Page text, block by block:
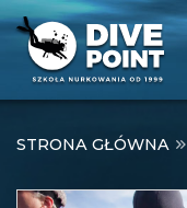
STRONA GŁÓWNA